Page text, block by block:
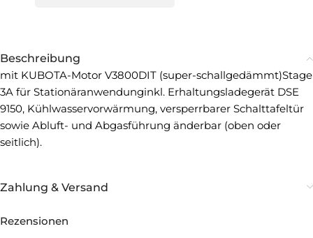
Beschreibung
mit KUBOTA-Motor V3800DIT (super-schallgedämmt)Stage
3A für Stationäranwendunginkl. Erhaltungsladegerät DSE
9150, Kühlwasservorwärmung, versperrbarer Schalttafeltür
sowie Abluft- und Abgasführung änderbar (oben oder
seitlich).
Zahlung & Versand
Rezensionen